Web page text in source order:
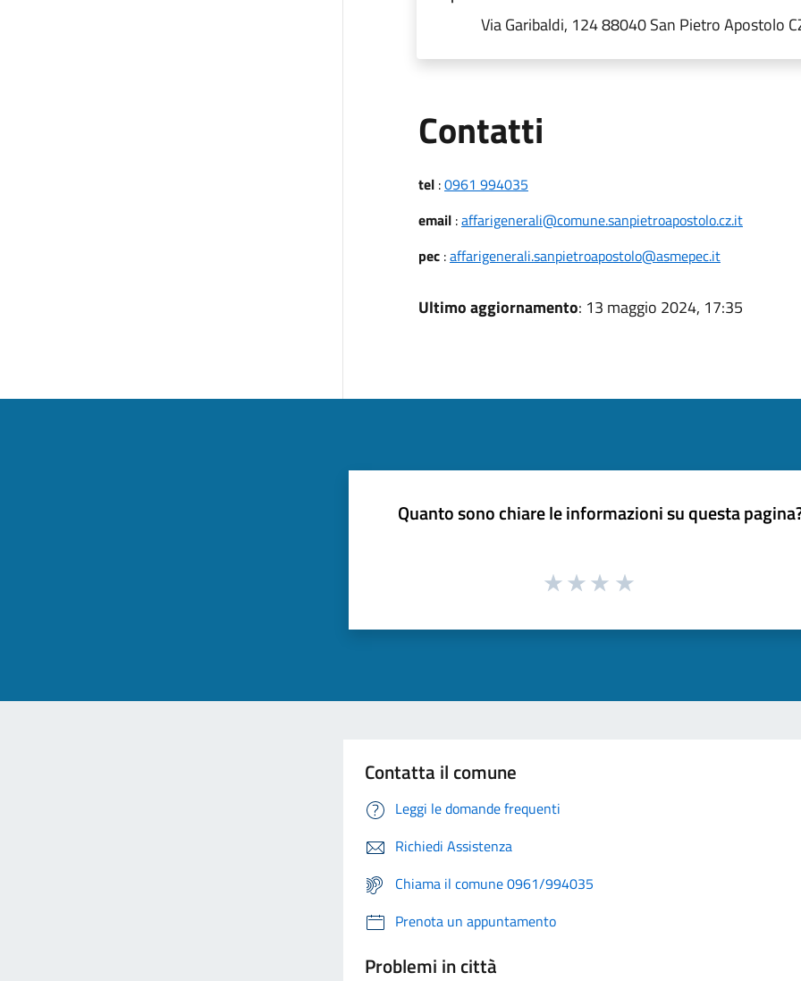
Via Garibaldi, 124 88040 San Pietro Apostolo
Contatti
tel:0961 994035
email:affarigenerali@comune.sanpietroapostolo.cz.it
pec:affarigenerali.sanpietroapostolo@asmepec.it
Ultimo aggiornamento: 13 maggio 2024, 17:35
Quanto sono chiare le informazioni su questa
Contatta il comune
Leggi le domande frequenti
Richiedi Assistenza
Chiama il comune 0961/994035
Prenota un appuntamento
Problemi in città